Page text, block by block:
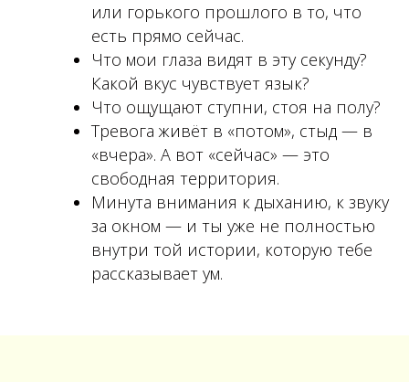
или горького прошлого в то, что
есть прямо сейчас.
Что мои глаза видят в эту секунду?
Какой вкус чувствует язык?
Что ощущают ступни, стоя на полу?
Тревога живёт в «потом», стыд — в
«вчера». А вот «сейчас» — это
свободная территория.
Минута внимания к дыханию, к звуку
за окном — и ты уже не полностью
внутри той истории, которую тебе
рассказывает ум.